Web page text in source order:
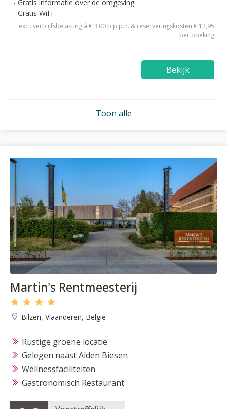
Gratis informatie over de omgeving
Gratis WiFi
excl. verblijfsbelasting à € 3,00 p.p.p.n. & reserveringskosten € 12,95
per boeking
Bekijk
Toon alle
Martin's Rentmeesterij
Bilzen, Vlaanderen, België
Rustige groene locatie
Gelegen naast Alden Biesen
Wellnessfaciliteiten
Gastronomisch Restaurant